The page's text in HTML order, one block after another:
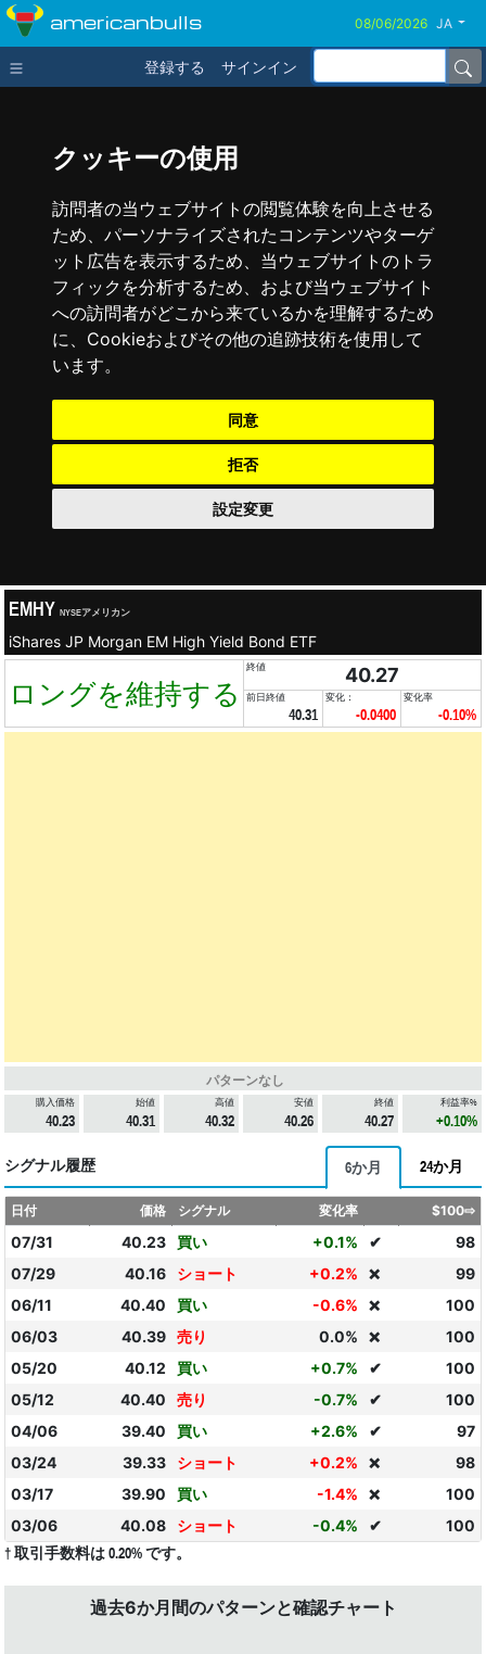
クッキーの使用
訪問者の当ウェブサイトの閲覧体験を向上させる
ため、パーソナライズされたコンテンツやターゲ
ット広告を表示するため、当ウェブサイトのトラ
フィックを分析するため、および当ウェブサイト
への訪問者がどこから来ているかを理解するため
に、Cookieおよびその他の追跡技術を使用して
います。
同意
拒否
設定変更
americanbulls JA
登録する サインイン
EMHY NYSEアメリカン
iShares JP Morgan EM High Yield Bond ETF
ロングを維持する
終値 40.27
前日終値
40.31
変化：
-0.0400
変化率
-0.10%
パターンなし
購入価格
40.23
始値
40.31
高値
40.32
安値
40.26
終値
40.27
利益率%
+0.10%
シグナル履歴 6か月 24か月
日付 価格 シグナル 変化率 $100⇨
07/31 40.23 買い +0.1% ✔
98
07/29
40.16 ショート +0.2% ❌
99
06/11
40.40 買い -0.6% ❌
100
06/03
40.39 売り 0.0% ❌
100
05/20
40.12 買い +0.7% ✔
100
05/12
40.40 売り -0.7% ✔
100
04/06
39.40 買い +2.6% ✔
97
03/24
39.33 ショート +0.2% ❌
98
03/17
39.90 買い -1.4% ❌
100
03/06
40.08 ショート -0.4% ✔ 100
† 取引手数料は 0.20% です。
過去6か月間のパターンと確認チャート